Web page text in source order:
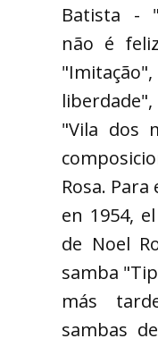
Batista -
não é
"Vila dos
Rosa.
en 1954,
de Noel
samba
más
sambas